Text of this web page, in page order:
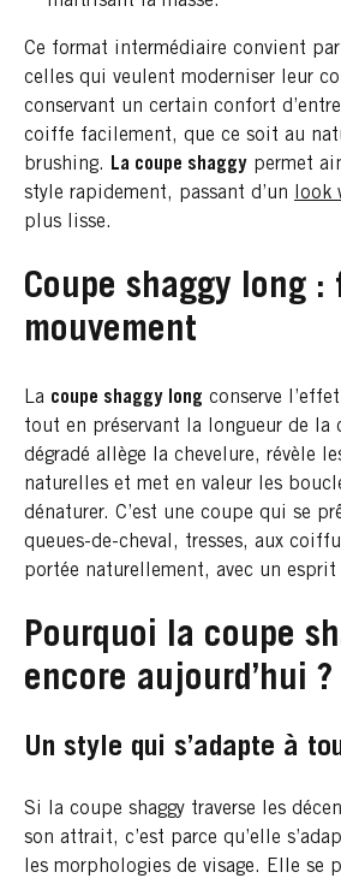
Ce format intermédiaire convient
celles qui veulent moderniser leur
conservant un certain confort
coiffe facilement, que ce soit au
brushing.
La coupe shaggy permet
style rapidement, passant d’un
look
plus lisse.
Coupe shaggy long
mouvement
La coupe shaggy long conserve
tout en préservant la longueur de la
dégradé allège la chevelure, révèle
naturelles et met en valeur les
dénaturer. C’est une coupe qui se
queues-de-cheval, tresses, aux
portée naturellement, avec un esprit
Pourquoi la coupe
encore aujourd’hui ?
Un style qui s’adapte à
Si la coupe shaggy traverse les
son attrait, c’est parce qu’elle
les morphologies de visage. Elle se